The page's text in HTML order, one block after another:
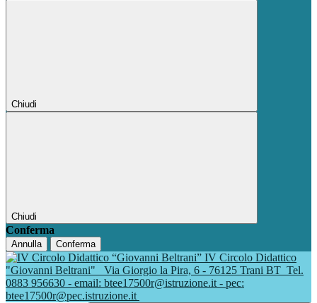
Chiudi
Chiudi
Conferma
Annulla Conferma
IV Circolo Didattico
"Giovanni Beltrani"
Via Giorgio la Pira, 6 - 76125 Trani BT Tel.
0883 956630 - email: btee17500r@istruzione.it - pec:
btee17500r@pec.istruzione.it